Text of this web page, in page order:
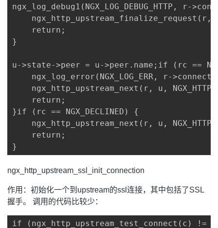
ngx_log_debug1(NGX_LOG_DEBUG_HTTP,
ngx_http_upstream_finalize_request(r, u,
return;
}
u->state->peer = u->peer.name;if (rc ==
ngx_log_error(NGX_LOG_ERR, r-
ngx_http_upstream_next(r, u,
return;
}if (rc == NGX_DECLINED) {
ngx_http_upstream_next(r, u,
return;
}
ngx_http_upstream_ssl_init_connection
作用：初始化一个到upstream的ssl连接，其中包括了SSL
握手。 调用的代码比较少：
if (ngx_http_upstream_test_connect(c) !=